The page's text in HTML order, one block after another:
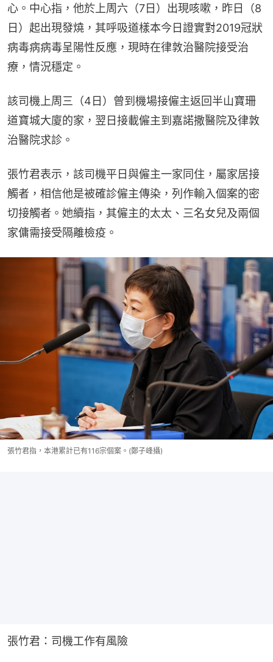
心。中心指，他於上周六（7日）出現咳嗽，昨日（8
日）起出現發燒，其呼吸道樣本今日證實對2019冠狀
病毒病病毒呈陽性反應，現時在律敦治醫院接受治
療，情況穩定。
該司機上周三（4日）曾到機場接僱主返回半山寶珊
道寶城大廈的家，翌日接載僱主到嘉諾撒醫院及律敦
治醫院求診。
張竹君表示，該司機平日與僱主一家同住，屬家居接
觸者，相信他是被確診僱主傳染，列作輸入個案的密
切接觸者。她續指，其僱主的太太、三名女兒及兩個
家傭需接受隔離檢疫。
張竹君指，本港累計已有116宗個案。(鄭子峰攝)
張竹君：司機工作有風險